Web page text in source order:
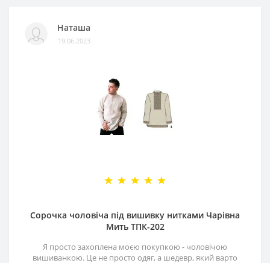
Наташа
19.06.2023
Сорочка чоловіча під вишивку нитками Чарівна
Мить ТПК-202
Я просто захоплена моєю покупкою - чоловічою
вишиванкою. Це не просто одяг, а шедевр, який варто